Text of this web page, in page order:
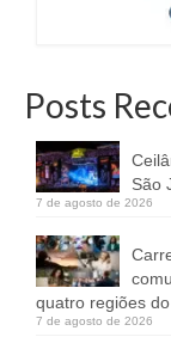
Posts
São
7 de agosto de 2026
quatro regiões
7 de agosto de 2026